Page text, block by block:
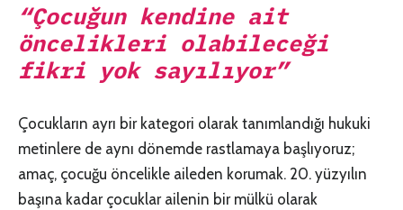
“Çocuğun kendine ait
öncelikleri olabileceği
fikri yok sayılıyor”
Çocukların ayrı bir kategori olarak tanımlandığı hukuki
metinlere de aynı dönemde rastlamaya başlıyoruz;
amaç, çocuğu öncelikle aileden korumak. 20. yüzyılın
başına kadar çocuklar ailenin bir mülkü olarak